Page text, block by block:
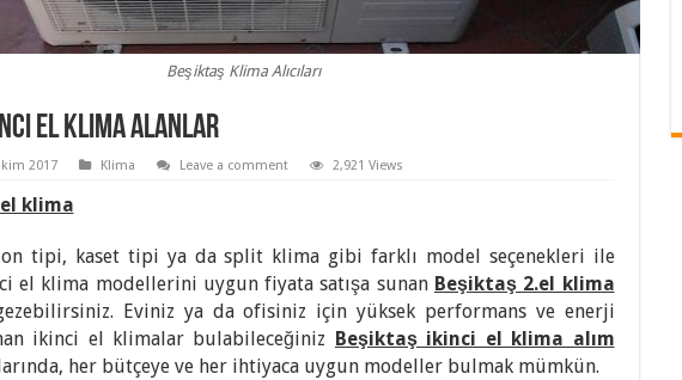
Beşiktaş Klima Alıcıları
El Klima Alanlar
2017 Klima Leave a comment 2,921 Views
klima
tipi, kaset tipi ya da split klima gibi farklı model seçenekleri ile
el klima modellerini uygun fiyata satışa sunan Beşiktaş 2.el klima
Eviniz ya da ofisiniz için yüksek performans ve enerji
ikinci el klimalar bulabileceğiniz Beşiktaş ikinci el klima alım
her bütçeye ve her ihtiyaca uygun modeller bulmak mümkün.